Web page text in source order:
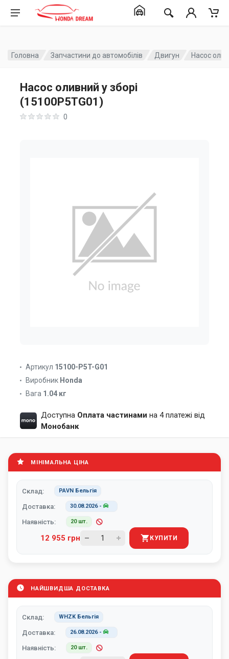
Головна Запчастини до автомобілів Двигун Насос
Насос оливний у зборі
(15100P5TG01)
0
Артикул 15100-P5T-G01
Виробник Honda
Вага 1.04 кг
Доступна Оплата частинами на 4 платежі від
Монобанк
МІНІМАЛЬНА ЦІНА
Склад: PAVN Бельгія
Доставка: 30.08.2026-
Наявність: 20 шт.
12 955 грн КУПИТИ
НАЙШВИДША ДОСТАВКА
Склад: WHZK Бельгія
Доставка: 26.08.2026-
Наявність: 20 шт.